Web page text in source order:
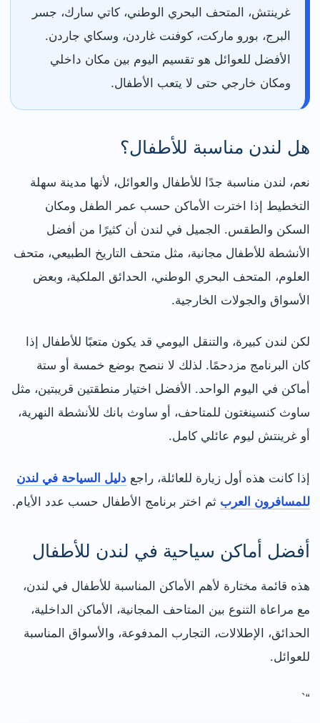
غرينتش، المتحف البحري الوطني، كاتي سارك، جسر
البرج، بورو ماركت، كوفنت غاردن، وسكاي جاردن.
الأفضل للعوائل هو تقسيم اليوم بين مكان داخلي
ومكان خارجي حتى لا يتعب الأطفال.
هل لندن مناسبة للأطفال؟
نعم، لندن مناسبة جدًا للأطفال والعوائل، لأنها مدينة سهلة
التخطيط إذا اخترت الأماكن حسب عمر الطفل ومكان
السكن والطقس. الجميل في لندن أن كثيرًا من أفضل
الأنشطة للأطفال مجانية، مثل متحف التاريخ الطبيعي، متحف
العلوم، المتحف البحري الوطني، الحدائق الملكية، وبعض
الأسواق والجولات الخارجية.
لكن لندن كبيرة، والتنقل اليومي قد يكون متعبًا للأطفال إذا
كان البرنامج مزدحمًا. لذلك لا ننصح بوضع خمسة أو ستة
أماكن في اليوم الواحد. الأفضل اختيار منطقتين قريبتين، مثل
ساوث كنسينغتون للمتاحف، أو ساوث بانك للأنشطة النهرية،
أو غرينتش ليوم عائلي كامل.
إذا كانت هذه أول زيارة للعائلة، راجع دليل السياحة في لندن
للمسافرون العرب ثم اختر برنامج الأطفال حسب عدد الأيام.
أفضل أماكن سياحية في لندن للأطفال
هذه قائمة مختارة لأهم الأماكن المناسبة للأطفال في لندن،
مع مراعاة التنوع بين المتاحف المجانية، الأماكن الداخلية،
الحدائق، الإطلالات، التجارب المدفوعة، والأسواق المناسبة
للعوائل.
“`